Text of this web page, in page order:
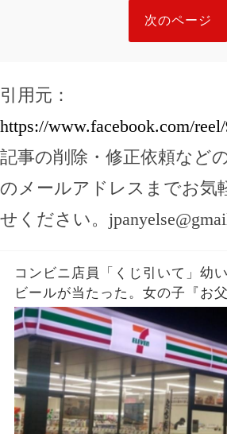
次のページ
引用元：
https://www.facebook.com/
記事の削除・修正依頼など
のメールアドレスまでお気
せください。
コンビニ店員「くじ引いて」幼
ビールが当たった。女の子『お
て…』店員「呼んできて」 → し
ヂを押さえた女の子が再入店し